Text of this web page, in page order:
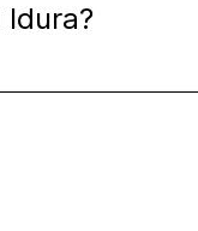
Idura?